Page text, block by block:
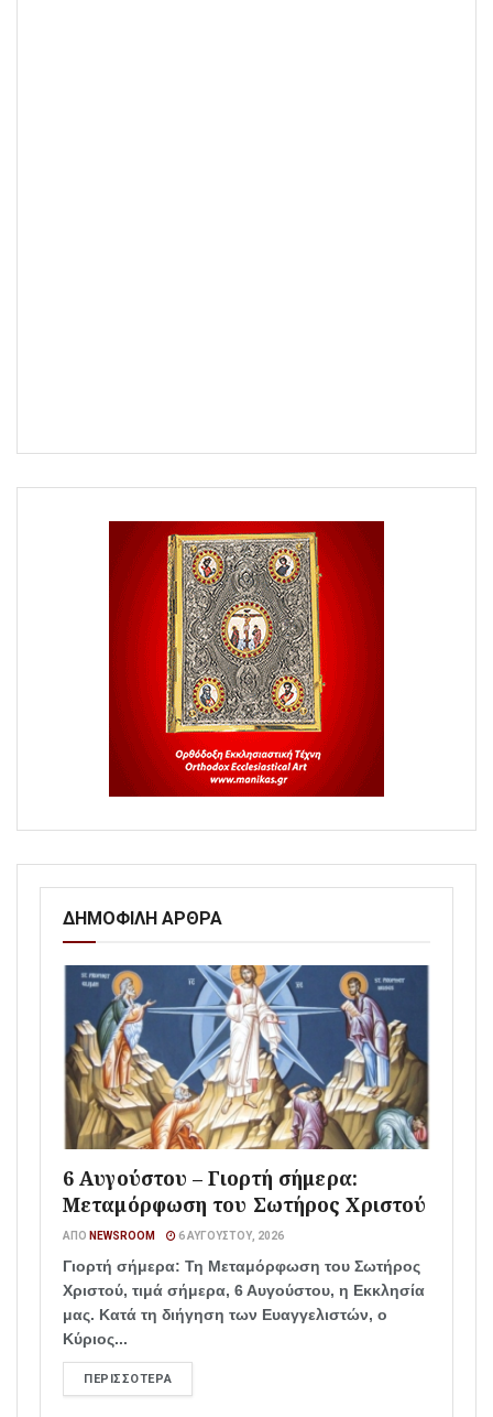
ΔΗΜΟΦΙΛΗ ΑΡΘΡΑ
6 Αυγούστου – Γιορτή σήμερα:
Μεταμόρφωση του Σωτήρος Χριστού
ΑΠΌ NEWSROOM 6 ΑΥΓΟΎΣΤΟΥ, 2026
Γιορτή σήμερα: Τη Μεταμόρφωση του Σωτήρος
Χριστού, τιμά σήμερα, 6 Αυγούστου, η Εκκλησία
μας. Κατά τη διήγηση των Ευαγγελιστών, ο
Κύριος...
ΠΕΡΙΣΣΌΤΕΡΑ